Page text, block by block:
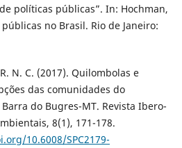
políticas públicas”. In: Hochman,
no Brasil. Rio de Janeiro:
N. C. (2017). Quilombolas e
das comunidades do
do Bugres-MT. Revista Ibero-
8(1), 171-178.
10.6008/SPC2179-